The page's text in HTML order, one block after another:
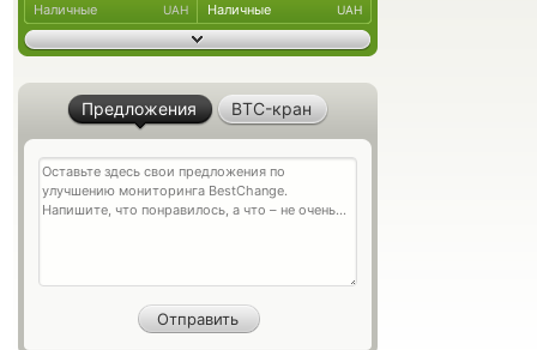
Наличные UAH Наличные UAH
Предложения BTC-кран